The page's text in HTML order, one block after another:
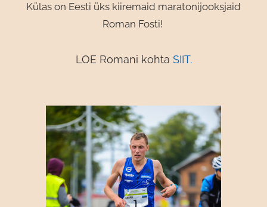
Külas on Eesti üks kiiremaid maratonijooksjaid
Roman Fosti!
LOE Romani kohta SIIT.